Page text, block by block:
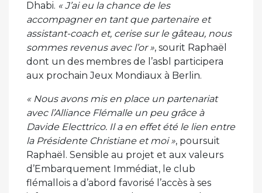
Dhabi. « J’ai eu la chance de les
accompagner en tant que partenaire et
assistant-coach et, cerise sur le gâteau, nous
sommes revenus avec l’or », sourit Raphaël
dont un des membres de l’asbl participera
aux prochain Jeux Mondiaux à Berlin.
« Nous avons mis en place un partenariat
avec l’Alliance Flémalle un peu grâce à
Davide Electtrico. Il a en effet été le lien entre
la Présidente Christiane et moi », poursuit
Raphaël. Sensible au projet et aux valeurs
d’Embarquement Immédiat, le club
flémallois a d’abord favorisé l’accès à ses